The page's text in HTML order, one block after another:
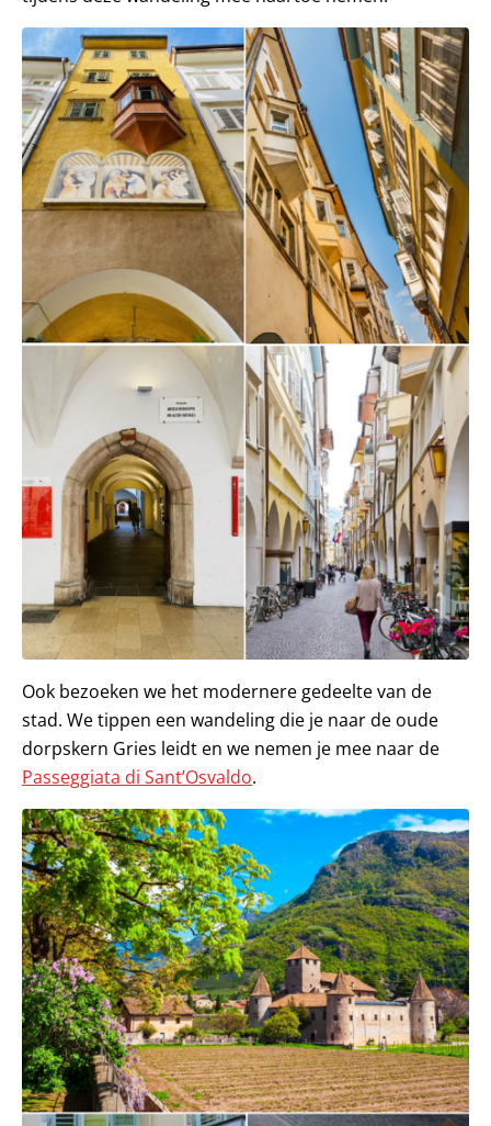
Ook bezoeken we het modernere gedeelte van de
stad. We tippen een wandeling die je naar de oude
dorpskern Gries leidt en we nemen je mee naar de
Passeggiata di Sant’Osvaldo.